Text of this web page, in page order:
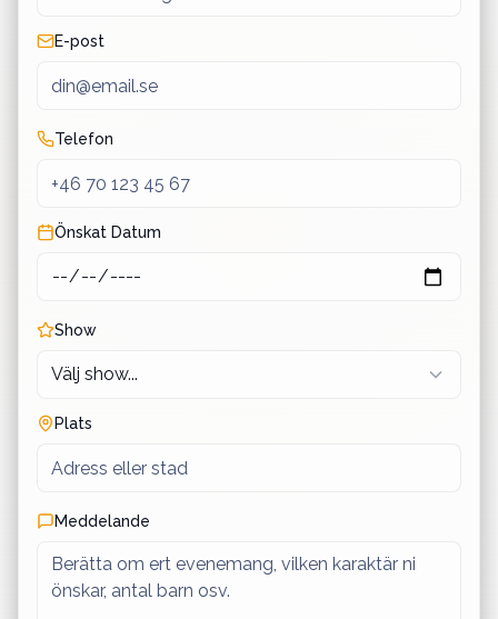
E-post
Telefon
Önskat Datum
Show
Plats
Meddelande